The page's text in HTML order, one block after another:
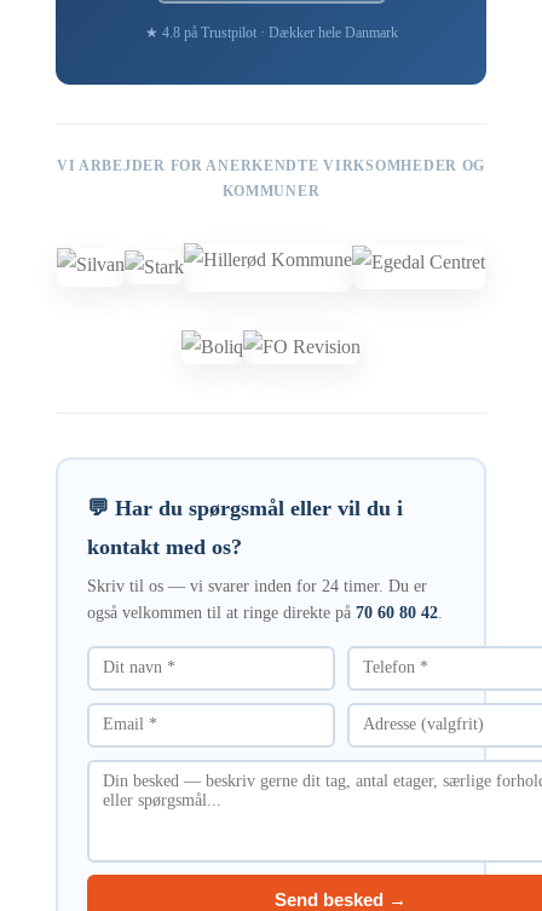
★ 4.8 på Trustpilot · Dækker hele Danmark
VI ARBEJDER FOR ANERKENDTE VIRKSOMHEDER OG
KOMMUNER
💬 Har du spørgsmål eller vil du i
kontakt med os?
Skriv til os — vi svarer inden for 24 timer. Du er
også velkommen til at ringe direkte på 70 60 80 42.
Send besked →